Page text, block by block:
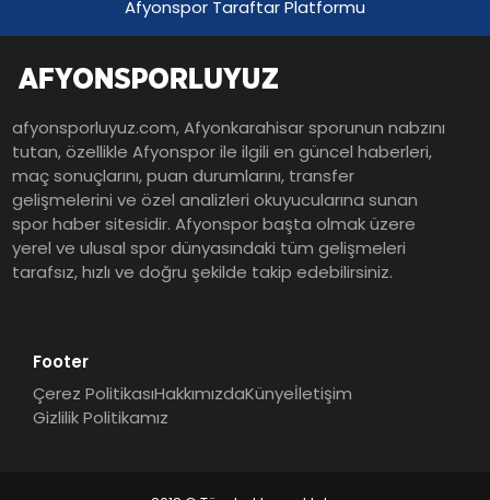
Afyonspor Taraftar Platformu
afyonsporluyuz.com, Afyonkarahisar sporunun nabzını
tutan, özellikle Afyonspor ile ilgili en güncel haberleri,
maç sonuçlarını, puan durumlarını, transfer
gelişmelerini ve özel analizleri okuyucularına sunan
spor haber sitesidir. Afyonspor başta olmak üzere
yerel ve ulusal spor dünyasındaki tüm gelişmeleri
tarafsız, hızlı ve doğru şekilde takip edebilirsiniz.
Footer
Çerez PolitikasıHakkımızdaKünyeİletişim
Gizlilik Politikamız